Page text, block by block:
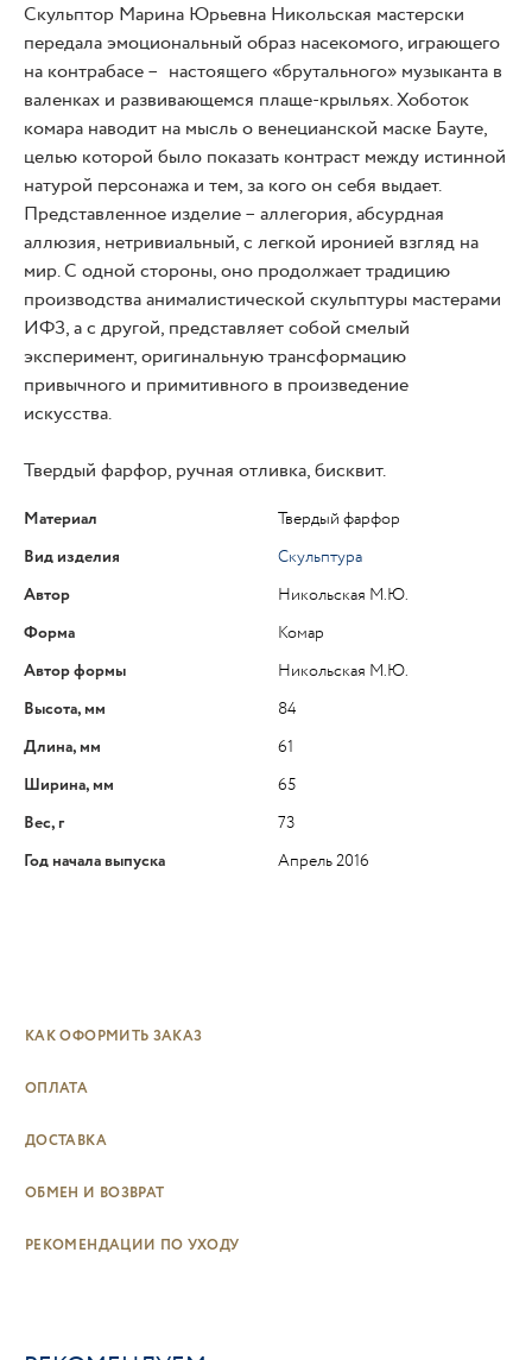
Скульптор Марина Юрьевна Никольская мастерски
передала эмоциональный образ насекомого, играющего
на контрабасе – настоящего «брутального» музыканта в
валенках и развивающемся плаще-крыльях. Хоботок
комара наводит на мысль о венецианской маске Бауте,
целью которой было показать контраст между истинной
натурой персонажа и тем, за кого он себя выдает.
Представленное изделие – аллегория, абсурдная
аллюзия, нетривиальный, с легкой иронией взгляд на
мир. С одной стороны, оно продолжает традицию
производства анималистической скульптуры мастерами
ИФЗ, а с другой, представляет собой смелый
эксперимент, оригинальную трансформацию
привычного и примитивного в произведение
искусства.
Твердый фарфор, ручная отливка, бисквит.
Материал
Твердый фарфор
Вид изделия
Скульптура
Автор
Никольская М.Ю.
Форма
Комар
Автор формы
Никольская М.Ю.
Высота, мм
84
Длина, мм
61
Ширина, мм
65
Вес, г
73
Год начала выпуска
Апрель 2016
КАК ОФОРМИТЬ ЗАКАЗ
ОПЛАТА
ДОСТАВКА
ОБМЕН И ВОЗВРАТ
РЕКОМЕНДАЦИИ ПО УХОДУ